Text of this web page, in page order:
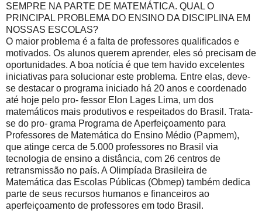
SEMPRE NA PARTE DE MATEMÁTICA. QUAL O
PRINCIPAL PROBLEMA DO ENSINO DA DISCIPLINA EM
NOSSAS ESCOLAS?
O maior problema é a falta de professores qualificados e
motivados. Os alunos querem aprender, eles só precisam de
oportunidades. A boa notícia é que tem havido excelentes
iniciativas para solucionar este problema. Entre elas, deve-
se destacar o programa iniciado há 20 anos e coordenado
até hoje pelo pro- fessor Elon Lages Lima, um dos
matemáticos mais produtivos e respeitados do Brasil. Trata-
se do pro- grama Programa de Aperfeiçoamento para
Professores de Matemática do Ensino Médio (Papmem),
que atinge cerca de 5.000 professores no Brasil via
tecnologia de ensino a distância, com 26 centros de
retransmissão no país. A Olimpíada Brasileira de
Matemática das Escolas Públicas (Obmep) também dedica
parte de seus recursos humanos e financeiros ao
aperfeiçoamento de professores em todo Brasil.